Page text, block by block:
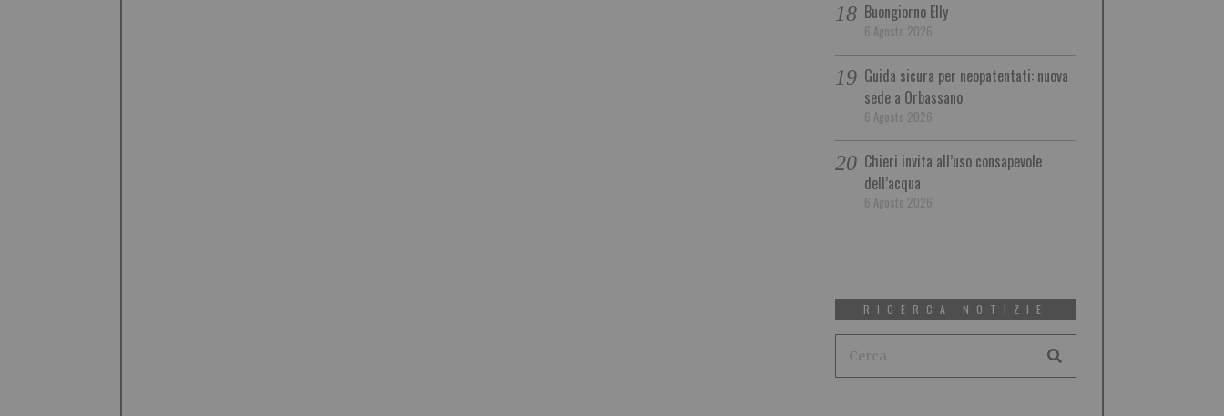
Buongiorno Elly
6 Agosto 2026
Guida sicura per neopatentati: nuova
sede a Orbassano
6 Agosto 2026
Chieri invita all’uso consapevole
dell’acqua
6 Agosto 2026
RICERCA NOTIZIE